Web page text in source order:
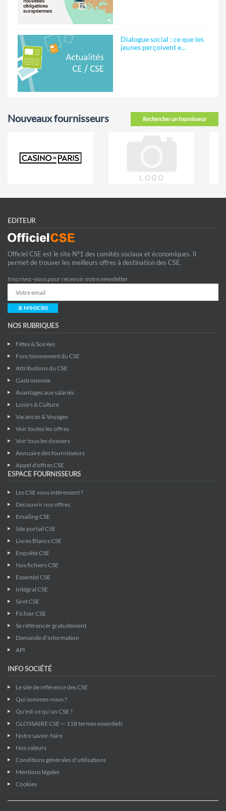
Dialogue social : ce que les
jeunes perçoivent e…
Rechercher un fournisseur
Nouveaux fournisseurs
EDITEUR
Officiel CSE est le site N°1 des comités sociaux et économiques. Il
permet de trouver les meilleurs offres à destination des CSE.
Inscrivez-vous pour recevoir notre newsletter
JE M'INSCRIS
NOS RUBRIQUES
Fêtes & Soirées
Fonctionnement du CSE
Attributions du CSE
Gastronomie
Avantages aux salariés
Loisirs & Culture
Vacances & Voyages
Voir toutes les offres
Voir tous les dossiers
Annuaire des fournisseurs
Appel d'offres CSE
ESPACE FOURNISSEURS
Les CSE vous intéressent ?
Découvrir nos offres
Emailing CSE
Site portail CSE
Livres Blancs CSE
Enquête CSE
Nos fichiers CSE
Essentiel CSE
Intégral CSE
Siret CSE
Fichier CSE
Se référencer gratuitement
Demande d'information
API
INFO SOCIÉTÉ
Le site de référence des CSE
Qui sommes-nous ?
Qu'est-ce qu'un CSE ?
GLOSSAIRE CSE — 118 termes essentiels
Notre savoir-faire
Nos valeurs
Conditions générales d'utilisations
Mentions légales
Cookies